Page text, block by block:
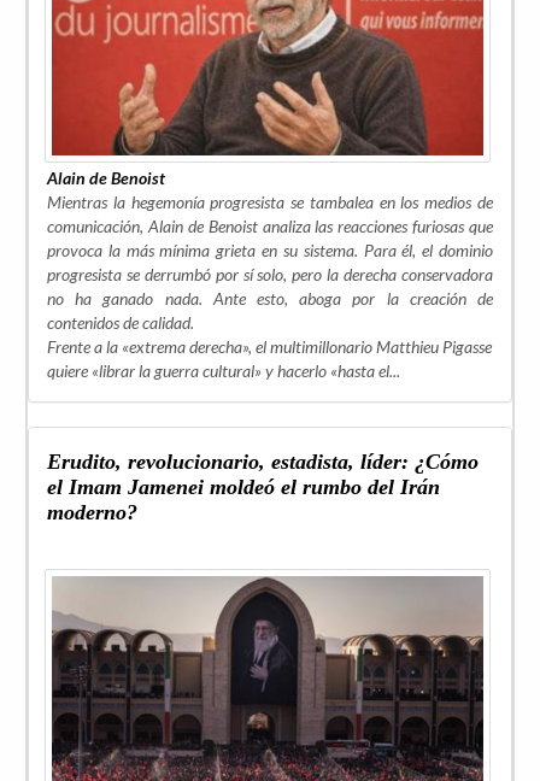
Alain de Benoist
Mientras la hegemonía progresista se tambalea en los medios de
comunicación, Alain de Benoist analiza las reacciones furiosas que
provoca la más mínima grieta en su sistema. Para él, el dominio
progresista se derrumbó por sí solo, pero la derecha conservadora
no ha ganado nada. Ante esto, aboga por la creación de
contenidos de calidad.
Frente a la «extrema derecha», el multimillonario Matthieu Pigasse
quiere «librar la guerra cultural» y hacerlo «hasta el...
Erudito, revolucionario, estadista, líder: ¿Cómo
el Imam Jamenei moldeó el rumbo del Irán
moderno?